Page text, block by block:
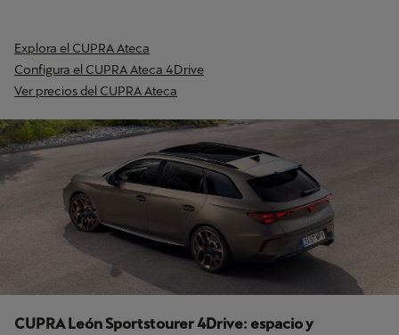
Explora el CUPRA Ateca
Configura el CUPRA Ateca 4Drive
Ver precios del CUPRA Ateca
CUPRA León Sportstourer 4Drive: espacio y